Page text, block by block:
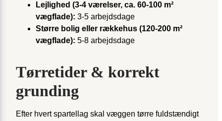
Lejlighed (3-4 værelser, ca. 60-100 m²
vægflade): 3-5 arbejdsdage
Større bolig eller rækkehus (120-200 m²
vægflade): 5-8 arbejdsdage
Tørretider & korrekt
grunding
Efter hvert spartellag skal væggen tørre fuldstændigt